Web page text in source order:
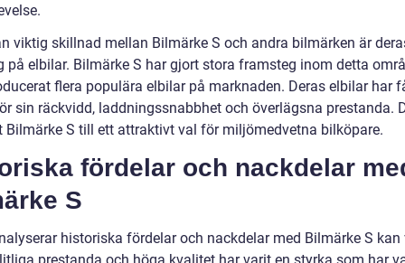
viktig skillnad mellan Bilmärke S och andra bilmärken är
på elbilar. Bilmärke S har gjort stora framsteg inom detta
flera populära elbilar på marknaden. Deras elbilar har
sin räckvidd, laddningssnabbhet och överlägsna prestanda.
Bilmärke S till ett attraktivt val för miljömedvetna bilköpare.
fördelar och nackdelar
S
historiska fördelar och nackdelar med Bilmärke S kan